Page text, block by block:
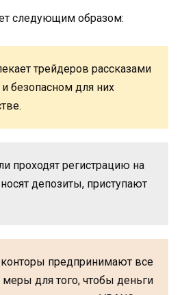
следующим образом:
трейдеров рассказами
безопасном для них
проходят регистрацию на
депозиты, приступают
предпринимают все
для того, чтобы деньги